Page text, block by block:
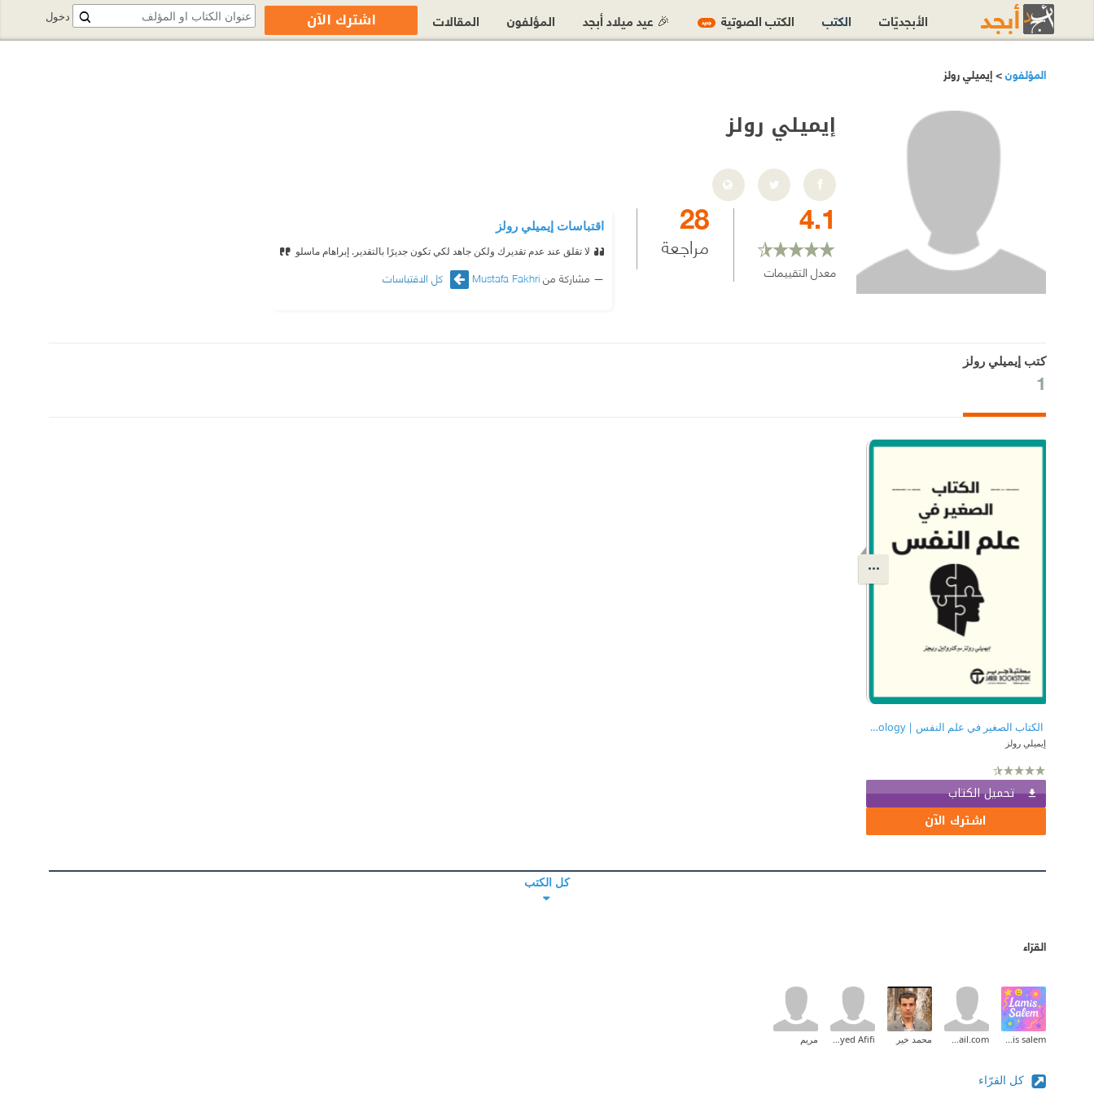
المؤلفون> إيميلي رولز‎
إيميلي رولز‎
4.1
معدل التقييمات
28
مراجعة
اقتباسات إيميلي رولز‎
لا تقلق عند عدم تقديرك ولكن جاهد لكي تكون جديرًا بالتقدير.‫إبراهام ماسلو
مشاركة منMustafa Fakhri كل الاقتباسات
كتب إيميلي رولز‎
1
‎ الكتاب الصغير في علم النفس | The Little Book of Psychology
إيميلي رولز‎
تحميل الكتاب
اشترك الآن
كل الكتب
القرّاء
محمد خير مريم
كل القرّاء
دخول الأبجديّات الكتب الكتب الصوتية جديد 🎉 عيد ميلاد أبجد المؤلفون المقالات اشترك الآن